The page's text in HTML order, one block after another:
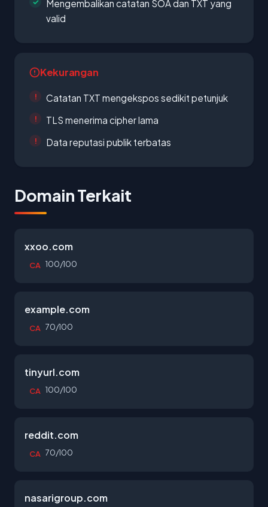
Mengembalikan catatan SOA dan TXT yang
valid
Kekurangan
Catatan TXT mengekspos sedikit petunjuk
TLS menerima cipher lama
Data reputasi publik terbatas
Domain Terkait
xxoo.com
CA 100/100
example.com
CA 70/100
tinyurl.com
CA 100/100
reddit.com
CA 70/100
nasarigroup.com